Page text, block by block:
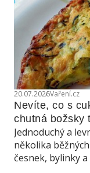
20.07.2026Vaření.cz
Nevíte, co s
chutná božsky
Jednoduchý a
několika
česnek, bylinky